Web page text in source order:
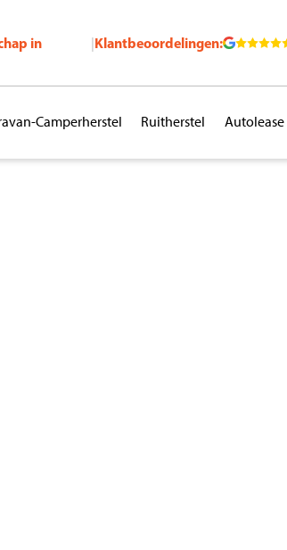
in
|Klantbeoordelingen:
Camperherstel Ruitherstel Autolease